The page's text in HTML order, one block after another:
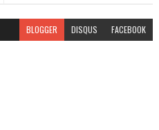
BLOGGER DISQUS FACEBOOK